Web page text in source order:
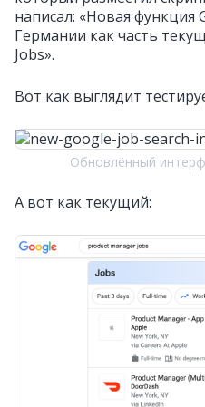
написал: «Новая функция
Германии как часть
Jobs».
Вот как выглядит
Обновлённый
А вот как текущий: